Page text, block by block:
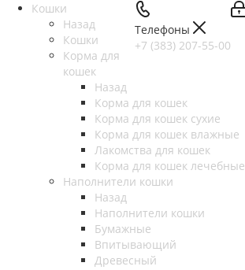
Телефоны
+7 (383) 207-55-00
Кошки
Назад
Кошки
Корма для
кошек
Назад
Корма для кошек
Корма для кошек сухие
Корма для кошек влажные
Лакомства для кошек
Корма для кошек лечебные
Наполнители кошки
Назад
Наполнители кошки
Бумажные
Впитывающий
Древесный